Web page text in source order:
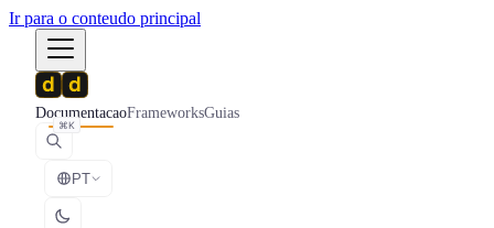
Ir para o conteudo principal
DocumentacaoFrameworksGuias
⌘K
PT